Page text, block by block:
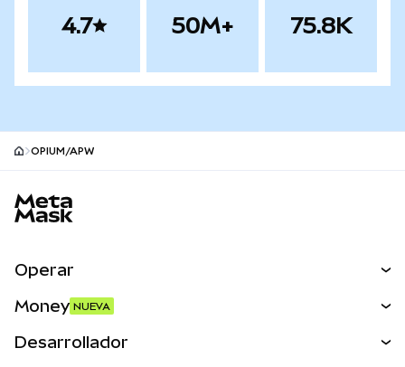
4.7 50M+ 75.8K
OPIUM/APW
Operar
Money NUEVA
Desarrollador